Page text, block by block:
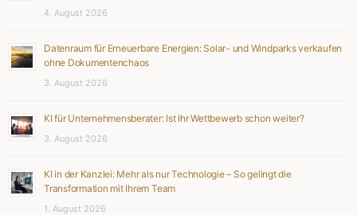
4. August 2026
Datenraum für Erneuerbare Energien: Solar- und Windparks verkaufen
ohne Dokumentenchaos
3. August 2026
KI für Unternehmensberater: Ist Ihr Wettbewerb schon weiter?
3. August 2026
KI in der Kanzlei: Mehr als nur Technologie – So gelingt die
Transformation mit Ihrem Team
1. August 2026